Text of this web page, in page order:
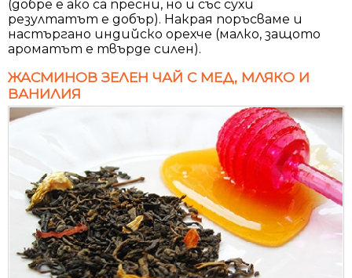
(добре е ако са пресни, но и със сухи
резултатът е добър). Накрая поръсваме и
настъргано индийско орехче (малко, защото
ароматът е твърде силен).
ЖАСМИНОВ ЗЕЛЕН ЧАЙ С МЕД, МЛЯКО И
ВАНИЛИЯ